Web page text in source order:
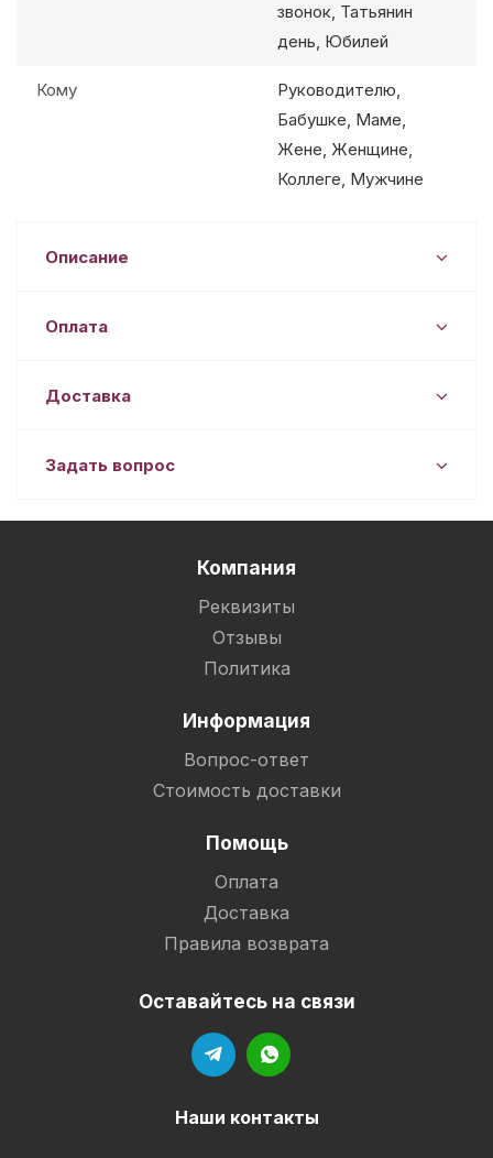
звонок, Татьянин
день, Юбилей
Кому
Руководителю,
Бабушке, Маме,
Жене, Женщине,
Коллеге, Мужчине
Описание
Оплата
Доставка
Задать вопрос
Компания
Реквизиты
Отзывы
Политика
Информация
Вопрос-ответ
Стоимость доставки
Помощь
Оплата
Доставка
Правила возврата
Оставайтесь на связи
Наши контакты